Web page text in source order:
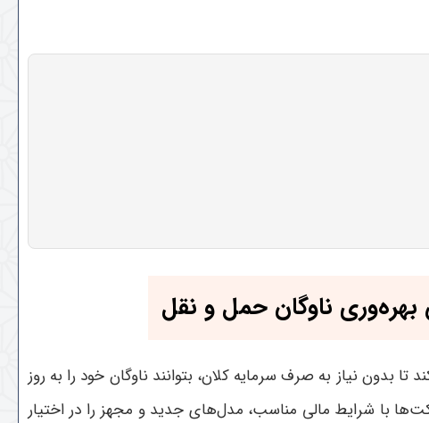
ناوگان حمل و نقل
نیاز به صرف سرمایه کلان، بتوانند ناوگان خود را به روز
با شرایط مالی مناسب، مدل‌های جدید و مجهز را در اختیار